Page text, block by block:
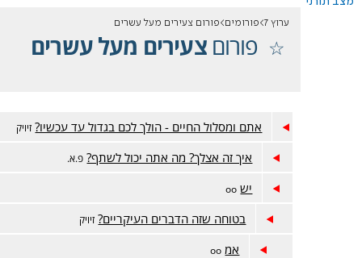
ערוץ 7 פורומים פורום צעירים מעל עשרים
פורוםצעירים מעל עשרים
אתם ומסלול החיים - הולך לכם בגדול עד עכשיו? זיויק
איך זה אצלך? מה אתה יכול לשתף? פ.א.
יש oo
בטוחה שזה הדברים העיקריים? זיויק
אמ oo